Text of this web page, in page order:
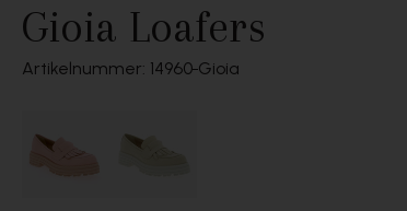
Gioia Loafers
Artikelnummer: 14960 Gioia